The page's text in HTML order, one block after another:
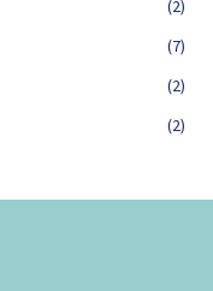
(2)
(7)
(2)
(2)